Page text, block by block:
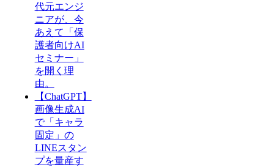
代元エンジ
ニアが、今
あえて「保
護者向けAI
セミナー」
を開く理
由。
【ChatGPT】
画像生成AI
で「キャラ
固定」の
LINEスタン
プを量産す